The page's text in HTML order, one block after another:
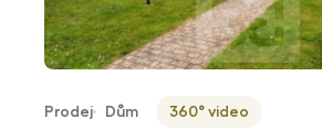
Typ nabídky
Prodej
Typ nemovitosti
Dům
Virtuální prohlídka
360° video